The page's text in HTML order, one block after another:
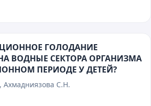
ГОЛОДАНИЕ
ВОДНЫЕ СЕКТОРА ОРГАНИЗМА
ПЕРИОДЕ У ДЕТЕЙ?
С.Н.